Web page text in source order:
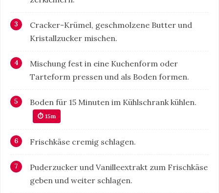
Cracker-Krümel, geschmolzene Butter und
Kristallzucker mischen.
Mischung fest in eine Kuchenform oder
Tarteform pressen und als Boden formen.
Boden für 15 Minuten im Kühlschrank kühlen.
⏱ 15m
Frischkäse cremig schlagen.
Puderzucker und Vanilleextrakt zum Frischkäse
geben und weiter schlagen.